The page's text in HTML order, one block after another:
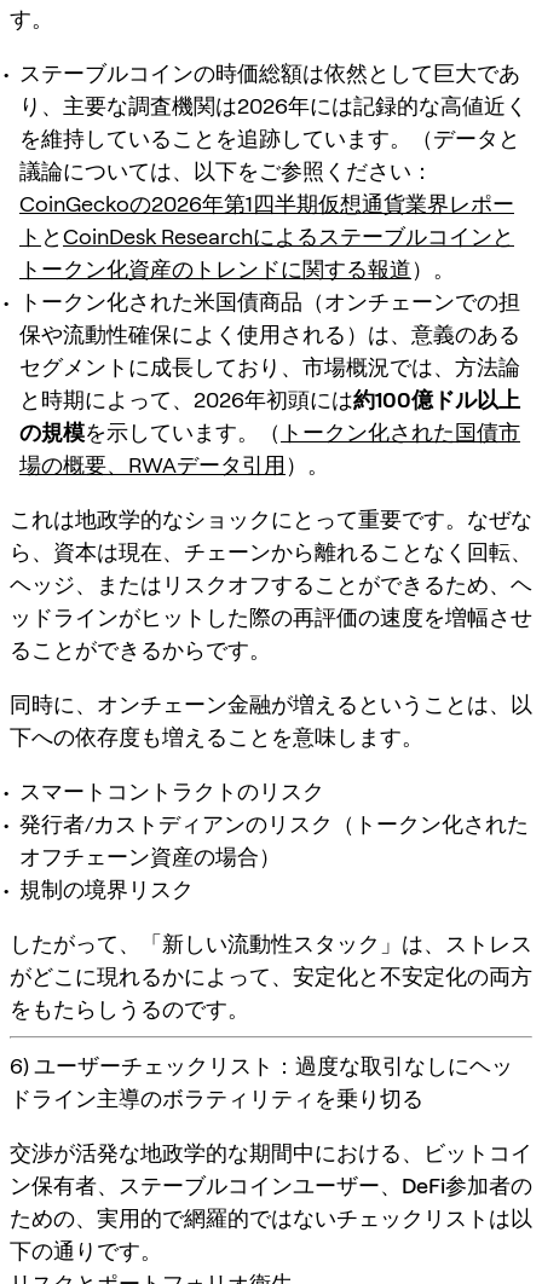
す。
ステーブルコインの時価総額は依然として巨大であ
り、主要な調査機関は2026年には記録的な高値近く
を維持していることを追跡しています。（データと
議論については、以下をご参照ください：
CoinGeckoの2026年第1四半期仮想通貨業界レポー
ト とCoinDesk Researchによるステーブルコインと
トークン化資産のトレンドに関する報道）。
トークン化された米国債商品（オンチェーンでの担
保や流動性確保によく使用される）は、意義のある
セグメントに成長しており、市場概況では、方法論
と時期によって、2026年初頭には約100億ドル以上
の規模を示しています。（ トークン化された国債市
場の概要、RWAデータ引用 ）。
これは地政学的なショックにとって重要です。なぜな
ら、資本は現在、 チェーンから離れることなく 回転、
ヘッジ、またはリスクオフすることができるため、ヘ
ッドラインがヒットした際の再評価の速度を増幅させ
ることができるからです。
同時に、オンチェーン金融が増えるということは、以
下への依存度も増えることを意味します。
スマートコントラクトのリスク
発行者/カストディアンのリスク（トークン化された
オフチェーン資産の場合）
規制の境界リスク
したがって、「新しい流動性スタック」は、ストレス
がどこに現れるかによって、安定化と不安定化の両方
をもたらしうるのです。
6) ユーザーチェックリスト：過度な取引なしにヘッ
ドライン主導のボラティリティを乗り切る
交渉が活発な地政学的な期間中における、
ビットコイ
ン保有者、ステーブルコインユーザー、DeFi参加者の
ための、実用的で網羅的ではないチェックリストは以
下の通りです。